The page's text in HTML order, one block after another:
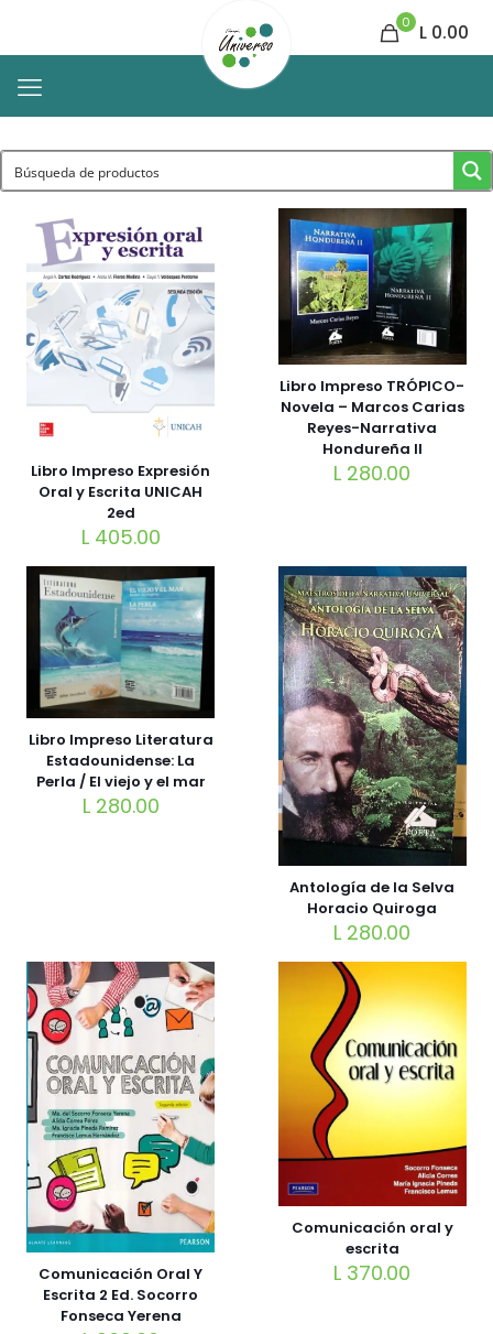
0 L 0.00
Libro Impreso Expresión
Oral y Escrita UNICAH
2ed
L405.00
Libro Impreso TRÓPICO-
Novela – Marcos Carias
Reyes-Narrativa
Hondureña II
L 280.00
Libro Impreso Literatura
Estadounidense: La
Perla / El viejo y el mar
L280.00
Antología de la Selva
Horacio Quiroga
L 280.00
Comunicación Oral Y
Escrita 2 Ed. Socorro
Fonseca Yerena
Comunicación oral y
escrita
L 370.00